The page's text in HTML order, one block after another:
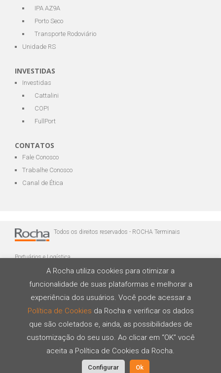
IPA AZ9A
Porto Seco
Transporte Rodoviário
Unidade RS
INVESTIDAS
Investidas
Cattalini
COPI
FullPort
CONTATOS
Fale Conosco
Trabalhe Conosco
Canal de Ética
Todos os direitos reservados - ROCHA Terminais
Portuários e Logística
Desenvolvido por
A Rocha utiliza cookies para otimizar a
funcionalidade de suas plataformas e melhorar a
experiência dos usuários. Você pode acessar a
Política de Cookies da Rocha e verificar os dados
que são coletados e, ainda, as possibilidades de
customização do seu uso. Ao clicar em “OK” você
aceita a Política de Cookies da Rocha.
Configurar Ok